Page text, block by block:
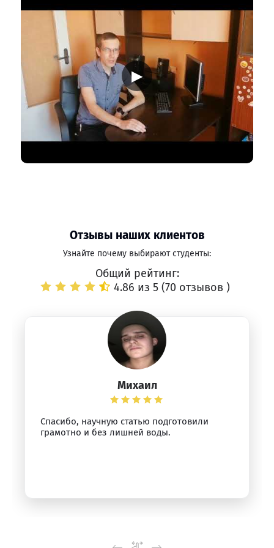
▶
Отзывы наших клиентов
Узнайте почему выбирают студенты:
Общий рейтинг:
4.86 из 5 (70 отзывов )
Михаил
Спасибо, научную статью подготовили
грамотно и без лишней воды.